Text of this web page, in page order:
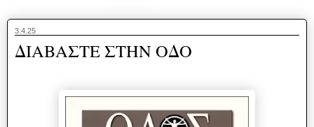
3.4.25
ΔΙΑΒΑΣΤΕ ΣΤΗΝ ΟΔΟ